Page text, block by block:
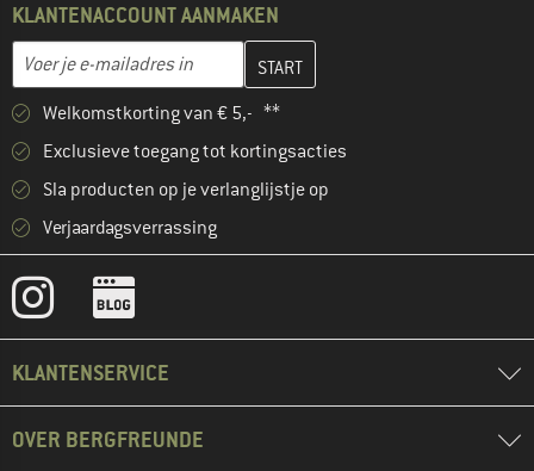
KLANTENACCOUNT AANMAKEN
E-mailadres
Vul je e-mailadres hier in en maak in de volgende stap je
Welkomstkorting van € 5,- **
Exclusieve toegang tot kortingsacties
Sla producten op je verlanglijstje op
Verjaardagsverrassing
KLANTENSERVICE
OVER BERGFREUNDE